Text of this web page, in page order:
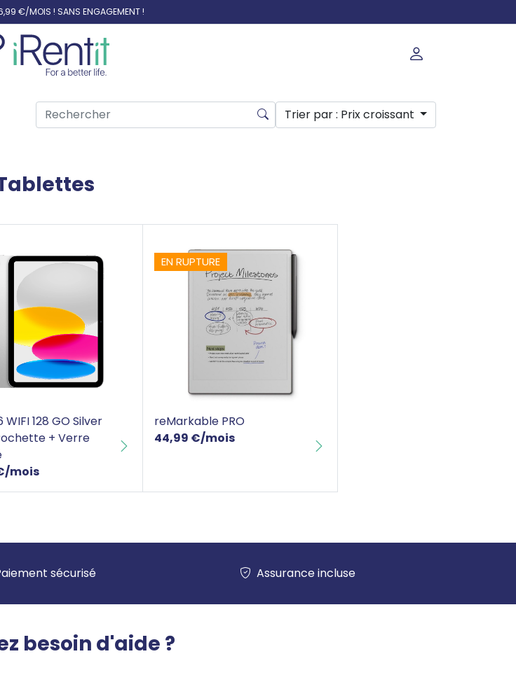
€/MOIS ! SANS ENGAGEMENT !
Trier par: Prix croissant
WIFI 128 GO Silver WiFi + Pochette + Verre trempé
WIFI 128 GO Silver
+ Verre
mois
reMarkable PRO
EN RUPTURE
reMarkable PRO
44,99 €/mois
sécurisé Assurance incluse
besoin d'aide ?